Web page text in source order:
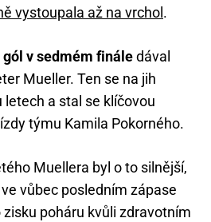
vystoupala až na vrchol .
v sedmém fináledával
Mueller. Ten se na jih
a stal se klíčovou
týmu Kamila Pokorného.
Muellera byl o to silnější,
vůbec posledním zápase
zisku poháru kvůli zdravotním